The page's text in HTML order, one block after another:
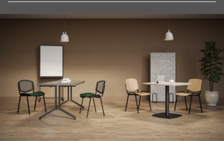
Szeroka linia o dużym stopniu
Oparcie w kilku rodzajach: siatkowe,
tapicerowane, tworzywowe lub drewniane
Rama 4 nogi lub płoza
Opcjonalne podłokietniki i pulpit